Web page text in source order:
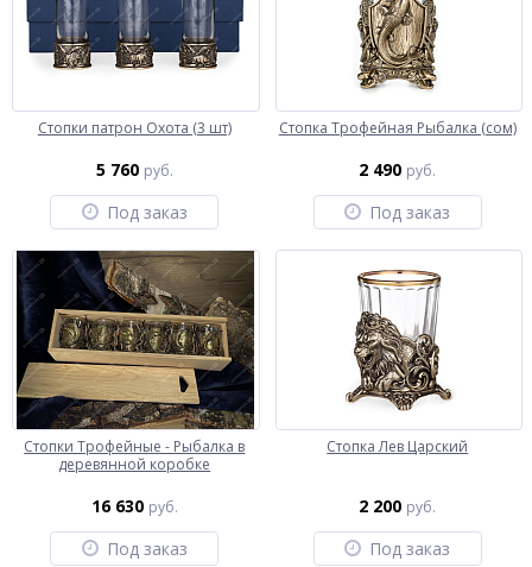
Стопки патрон Охота (3 шт)
5 760 руб.
Под заказ
Стопка Трофейная Рыбалка (сом)
2 490 руб.
Под заказ
Стопки Трофейные - Рыбалка в
деревянной коробке
16 630 руб.
Под заказ
Стопка Лев Царский
2 200 руб.
Под заказ